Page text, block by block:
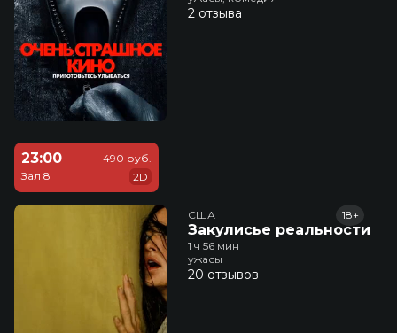
2 отзыва
23:00
Зал 8
490 руб.
2D
США
Закулисье реальности
18+
1 ч 56 мин
ужасы
20 отзывов